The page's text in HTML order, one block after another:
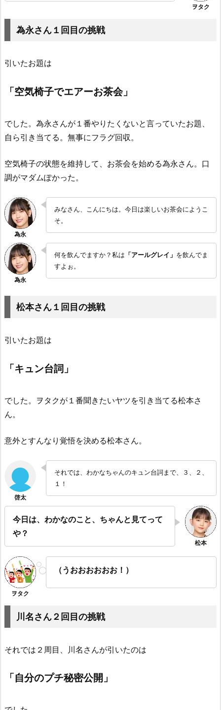
為永さん１回目の挑戦
引いたお題は
「空気椅子でエアーお茶会」
でした。為永さんが１番やりたくないと言っていたお題、
自ら引き当てる。無事にフラグ回収。
空気椅子の状態を維持して、お茶会を始める為永さん。口
調がマダムぽかった。
みなさん、こんにちは。今日は楽しいお茶会にようこ
そ。
何を飲んでますか？私は 「アールグレイ」 を飲んでま
すよぉ。
松本さん１回目の挑戦
引いたお題は
「キュン台詞」
でした。ヲタクが１番聞きたいヤツを引き当てる松本さ
ん。
意外とすんなり覚悟を決める松本さん。
それでは、わかなちゃんのキュン台詞まで、３、２、
１！
今日は、わかなのこと、ちゃんと見てって
や？
（うおおおおおお！）
川名さん２回目の挑戦
それでは２周目、川名さんが引いたのは
「自分のプチ秘密公開」